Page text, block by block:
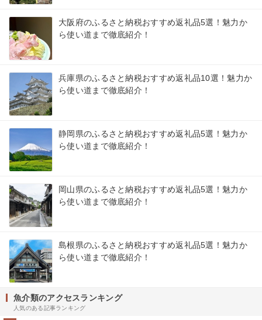
大阪府のふるさと納税おすすめ返礼品5選！魅力か
ら使い道まで徹底紹介！
兵庫県のふるさと納税おすすめ返礼品10選！魅力か
ら使い道まで徹底紹介！
静岡県のふるさと納税おすすめ返礼品5選！魅力か
ら使い道まで徹底紹介！
岡山県のふるさと納税おすすめ返礼品5選！魅力か
ら使い道まで徹底紹介！
島根県のふるさと納税おすすめ返礼品5選！魅力か
ら使い道まで徹底紹介！
魚介類のアクセスランキング
人気のある記事ランキング